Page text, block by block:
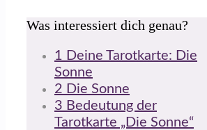
Was interessiert dich genau?
1 Deine Tarotkarte: Die
Sonne
2 Die Sonne
3 Bedeutung der
Tarotkarte „Die Sonne“